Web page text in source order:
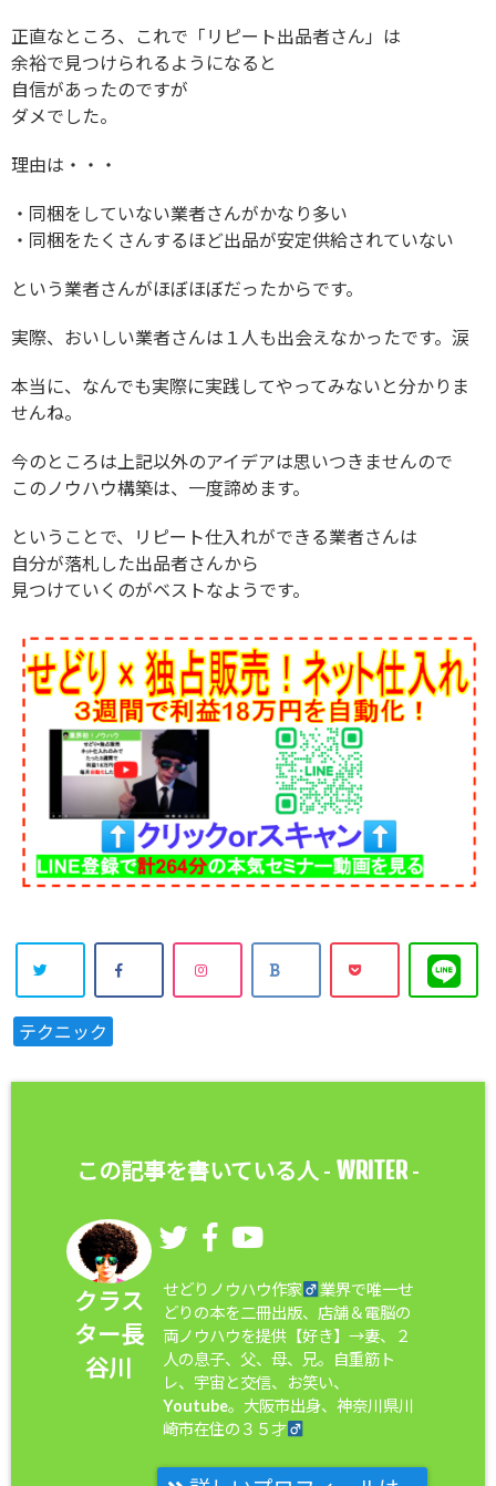
正直なところ、これで「リピート出品者さん」は
余裕で見つけられるようになると
自信があったのですが
ダメでした。
理由は・・・
・同梱をしていない業者さんがかなり多い
・同梱をたくさんするほど出品が安定供給されていない
という業者さんがほぼほぼだったからです。
実際、おいしい業者さんは１人も出会えなかったです。涙
本当に、なんでも実際に実践してやってみないと分かりま
せんね。
今のところは上記以外のアイデアは思いつきませんので
このノウハウ構築は、一度諦めます。
ということで、リピート仕入れができる業者さんは
自分が落札した出品者さんから
見つけていくのがベストなようです。
テクニック
この記事を書いている人 - WRITER-
クラス
ター長
谷川
せどりノウハウ作家
業界で唯一せ
どりの本を二冊出版、店舗＆電脳の
両ノウハウを提供【好き】→妻、２
人の息子、父、母、兄。自重筋ト
レ、宇宙と交信、お笑い、
Youtube。大阪市出身、神奈川県川
崎市在住の３５才